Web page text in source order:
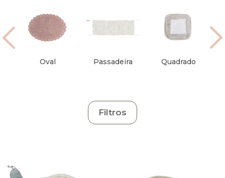
Disponibilidade
Ambiente
Estilo
Organizar
Oval Passadeira Quadrado
Filtros